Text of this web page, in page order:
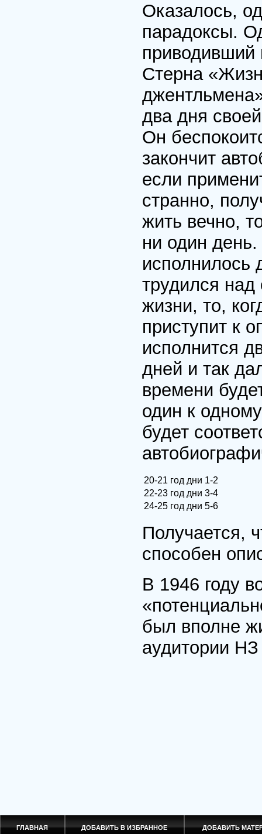
Оказалось,
парадоксы.
приводивший
Стерна
два дня
Он
закончит
если
странно,
жить вечно,
ни один
исполнилось
трудился
жизни, то,
приступит к
исполнится
дней и так
времени
один к
будет
20-21 год дни 1-2
22-23 год дни 3-4
24-25 год дни 5-6
Получается,
способен
В 1946 году
был вполне
аудитории
ГЛАВНАЯ ДОБАВИТЬ В ИЗБРАННОЕ ДОБАВИТЬ